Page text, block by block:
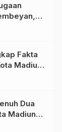
Fakta
Madiun
Dua
Madiun